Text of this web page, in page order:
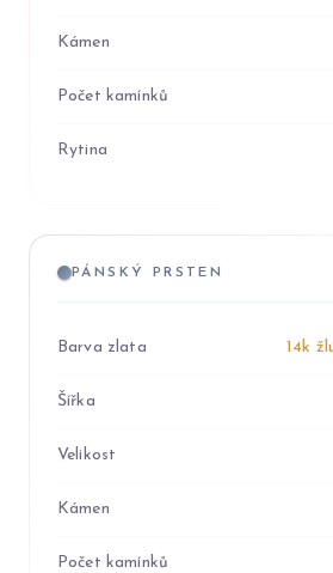
Kámen
Počet kamínků
Rytina
PÁNSKÝ PRSTEN
Barva zlata 14k
Šířka
Velikost
Kámen
Počet kamínků